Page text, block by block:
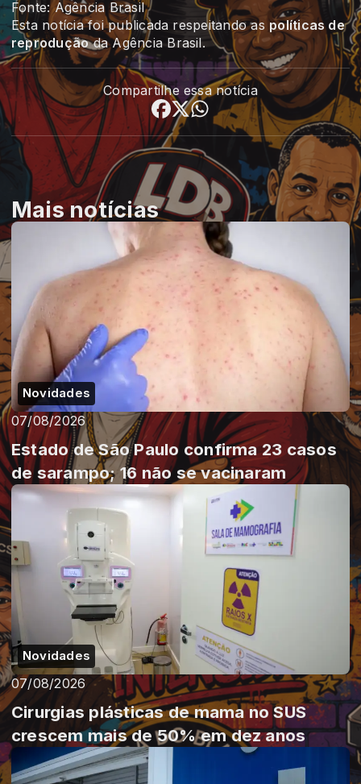
Fonte: Agência Brasil
Esta notícia foi publicada respeitando as políticas de
reproduçãoda Agência Brasil.
Compartilhe essa notícia
Mais notícias
Novidades
07/08/2026
Estado de São Paulo confirma 23 casos
de sarampo; 16 não se vacinaram
Novidades
07/08/2026
Cirurgias plásticas de mama no SUS
crescem mais de 50% em dez anos